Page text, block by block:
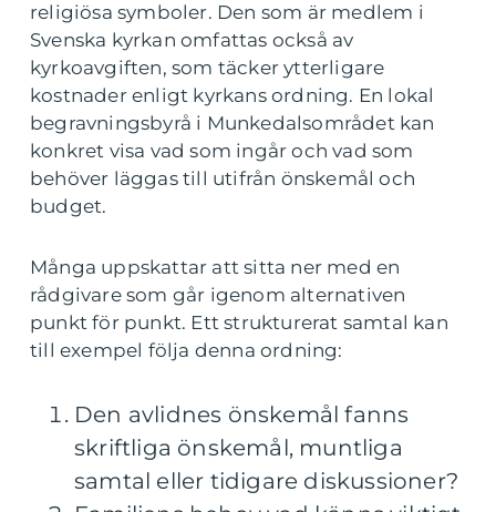
religiösa symboler. Den som är medlem i
Svenska kyrkan omfattas också av
kyrkoavgiften, som täcker ytterligare
kostnader enligt kyrkans ordning. En lokal
begravningsbyrå i Munkedalsområdet kan
konkret visa vad som ingår och vad som
behöver läggas till utifrån önskemål och
budget.
Många uppskattar att sitta ner med en
rådgivare som går igenom alternativen
punkt för punkt. Ett strukturerat samtal kan
till exempel följa denna ordning:
Den avlidnes önskemål fanns
skriftliga önskemål, muntliga
samtal eller tidigare diskussioner?